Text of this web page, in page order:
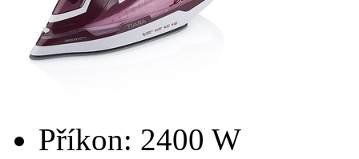
Příkon: 2400 W